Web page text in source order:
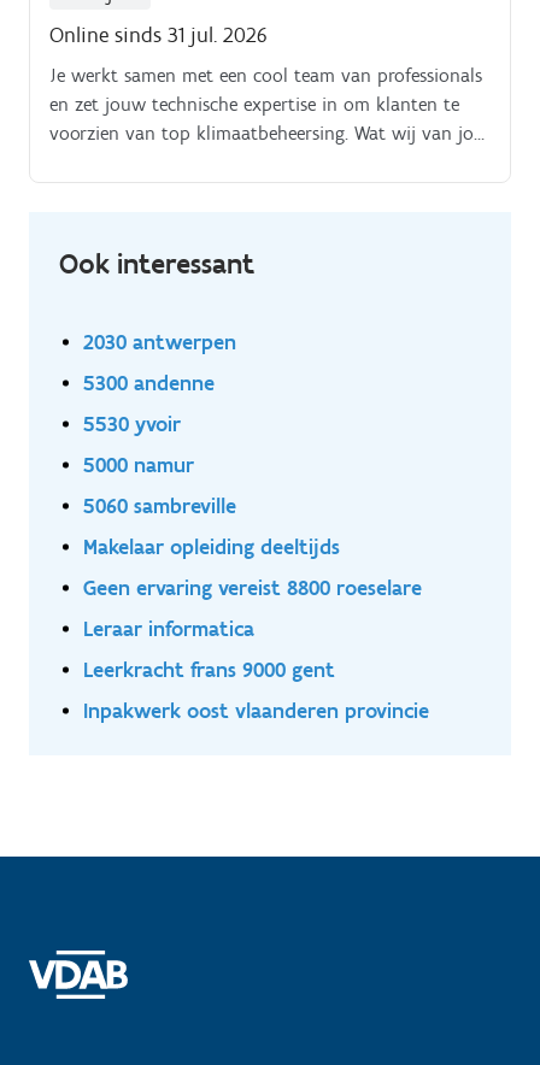
Online sinds 31 jul. 2026
Je werkt samen met een cool team van professionals
en zet jouw technische expertise in om klanten te
voorzien van top klimaatbeheersing. Wat wij van jou
Ook interessant
2030 antwerpen
5300 andenne
5530 yvoir
5000 namur
5060 sambreville
Makelaar opleiding deeltijds
Geen ervaring vereist 8800 roeselare
Leraar informatica
Leerkracht frans 9000 gent
Inpakwerk oost vlaanderen provincie